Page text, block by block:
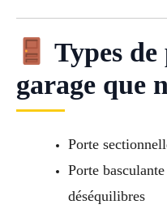
Types de
garage que
Porte
Porte
déséquilibres